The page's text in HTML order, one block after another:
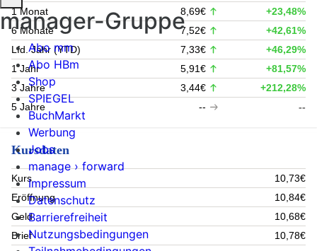
1 Monat
8,69€
+23,48%
6 Monate
7,52€
+42,61%
Lfd. Jahr (YTD)
7,33€
+46,29%
1 Jahr
5,91€
+81,57%
3 Jahre
3,44€
+212,28%
5 Jahre
-- --
Kursdaten
Kurs
10,73€
Eröffnung
10,84€
Geld
10,68€
Brief
10,78€
manager-Gruppe
Abo mm
Abo HBm
Shop
SPIEGEL
BuchMarkt
Werbung
Jobs
manage › forward
Impressum
Datenschutz
Barrierefreiheit
Nutzungsbedingungen